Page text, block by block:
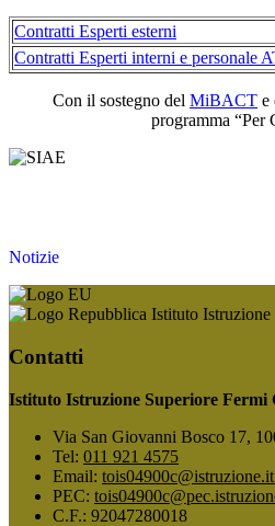
Contratti Esperti esterni
Contratti Esperti interni e personale
Con il sostegno del MiBACT e
programma “Per
Notizie
Istituto
Contatti
Istituto Istruzione Superiore Fermi
Via San Giovanni Bosco 17,
Tel: 011 921 4575
Email: tois04900c@istruzione.it
PEC:
C.F.: 92047280018